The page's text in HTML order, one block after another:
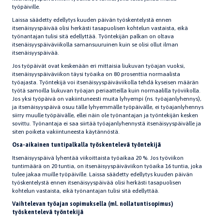
työpäiville.
Laissa säädetty edellytys kuuden päivän työskentelystä ennen
itsenäisyyspäivää olisi herkästi tasapuolisen kohtelun vastaista, eikä
työnantajan tulisi sitä edellyttää. Työntekijän palkan on oltava
itsenäisyyspäiväviikolla samansuuruinen kuin se olisi ollut ilman
itsenäisyyspäivää.
Jos työpäivät ovat keskenään eri mittaisia liukuvan työajan vuoksi,
itsenäisyyspäiväviikon täysi työaika on 80 prosenttia normaalista
työajasta. Työntekijä voi itsenäisyyspäiväviikolla tehdä kyseisen määrän
työtä samoilla liukuvan työajan periaatteilla kuin normaalilla työviikolla.
Jos yksi työpäivä on vakiintuneesti muita lyhyempi (ns. työajanlyhennys),
ja itsenäisyyspäivä osuu tälle lyhyemmälle työpäivälle, ei työajanlyhennys
siirry muulle työpäivälle, ellei näin ole työnantajan ja työntekijän kesken
sovittu. Työnantaja ei saa siirtää työajanlyhennystä itsenäisyyspäivälle ja
siten poiketa vakiintuneesta käytännöstä.
Osa-aikainen tuntipalkalla työskentelevä työntekijä
Itsenäisyyspäivä lyhentää viikoittaista työaikaa 20 %. Jos työviikon
tuntimäärä on 20 tuntia, on itsenäisyyspäiväviikon työaika 16 tuntia, joka
tulee jakaa muille työpäiville. Laissa säädetty edellytys kuuden päivän
työskentelystä ennen itsenäisyyspäivää olisi herkästi tasapuolisen
kohtelun vastaista, eikä työnantajan tulisi sitä edellyttää.
Vaihtelevan työajan sopimuksella (ml. nollatuntisopimus)
työskentelevä työntekijä